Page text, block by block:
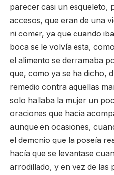
parecer casi un esqueleto,
accesos, que eran de una
ni comer, ya que cuando
boca se le volvía esta,
el alimento se derramaba
que, como ya se ha dicho,
remedio contra aquellas
solo hallaba la mujer un
oraciones que hacía
aunque en ocasiones,
el demonio que la poseía
hacía que se levantase
arrodillado, y en vez de las